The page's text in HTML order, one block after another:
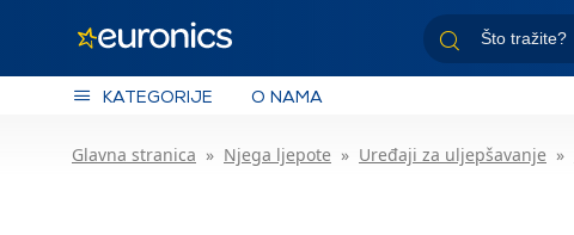
KATEGORIJE O NAMA
Glavna stranica Njega ljepote Uređaji za uljepšavanje